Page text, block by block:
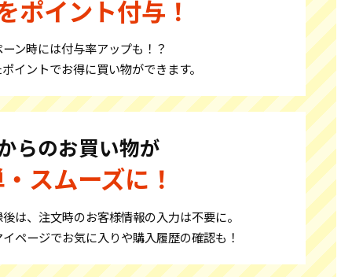
ポイント付与！
ン時には付与率アップも！？
イントでお得に買い物ができます。
らのお買い物が
スムーズに！
は、 注文時のお客様情報の入力は不要に。
ページでお気に入りや購入履歴の確認も！